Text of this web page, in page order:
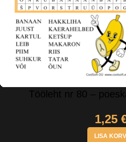
Tööleht nr 80 –
1,25
LISA KORVI